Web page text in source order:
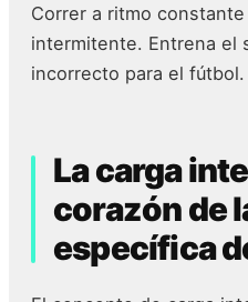
Correr a ritmo
intermitente. Entrena el
incorrecto para el fútbol.
La carga
corazón de
específica